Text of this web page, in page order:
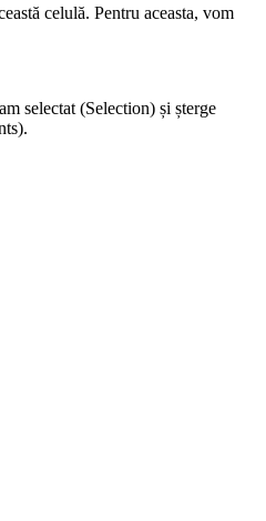
celulă. Pentru aceasta, vom
selectat (Selection) și șterge